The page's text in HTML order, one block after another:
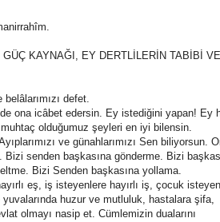
KAYNAĞI, EY DERTLİLERİN TABİBİ
defet.
ona icâbet edersin. Ey istediğini yapan! Ey
olduğumuz şeyleri en iyi bilensin.
ve günahlarımızı Sen biliyorsun.
senden başkasına gönderme. Bizi
Bizi Senden başkasına yollama.
eş, iş isteyenlere hayırlı iş, çocuk
huzur ve mutluluk, hastalara şifa,
olmayı nasip et. Cümlemizin dualarını